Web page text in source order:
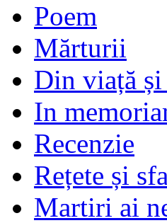
Poem
Mărturii
Din viață
In
Recenzie
Rețete și
Martiri ai